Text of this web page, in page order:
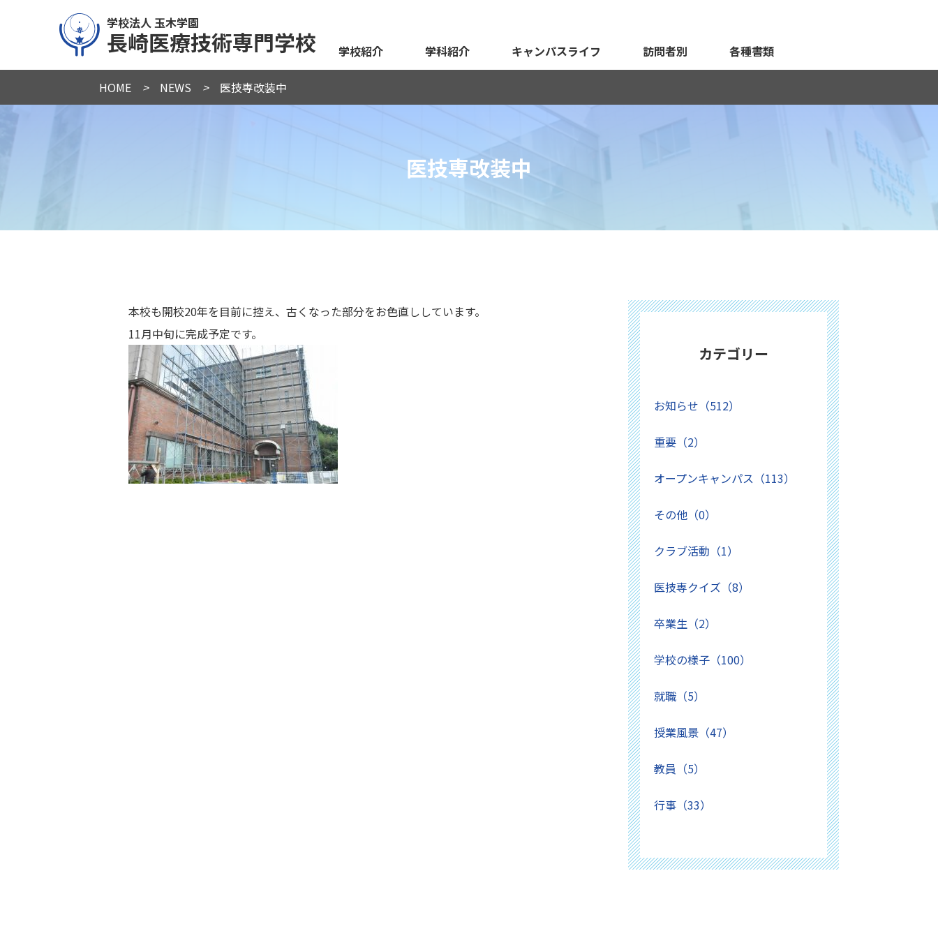
学校法人 玉木学園
長崎医療技術専門学校 学校紹介 学科紹介 キャンパスライフ 訪問者別 各種書類
医技専改装中
HOME > NEWS > 医技専改装中
本校も開校20年を目前に控え、古くなった部分をお色直ししています。
11月中旬に完成予定です。
カテゴリー
お知らせ（512）
重要（2）
オープンキャンパス（113）
その他（0）
クラブ活動（1）
医技専クイズ（8）
卒業生（2）
学校の様子（100）
就職（5）
授業風景（47）
教員（5）
行事（33）